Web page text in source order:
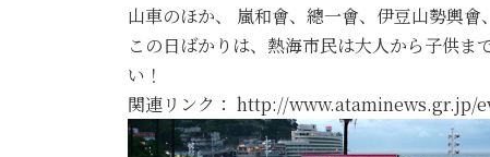
山車のほか、 嵐和會、總一會、伊豆山勢輿
この日ばかりは、熱海市民は大人から子供
い！
関連リンク： http://www.ataminews.gr.jp/